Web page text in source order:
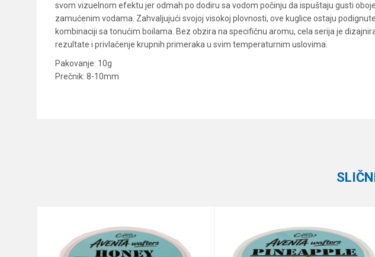
svom vizuelnom efektu jer odmah po dodiru sa vodom počinju da ispuštaju gusti
zamućenim vodama. Zahvaljujući svojoj visokoj plovnosti, ove kuglice ostaju
kombinaciji sa tonućim boilama. Bez obzira na specifičnu aromu, cela serija je
rezultate i privlačenje krupnih primeraka u svim temperaturnim uslovima.
Pakovanje: 10g
Prečnik: 8-10mm
Anti-spam zaštita - izračunajte koliko je 9 - 4 :